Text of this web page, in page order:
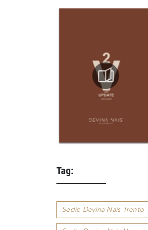
Tag:
Sedie Devina Nais Trento